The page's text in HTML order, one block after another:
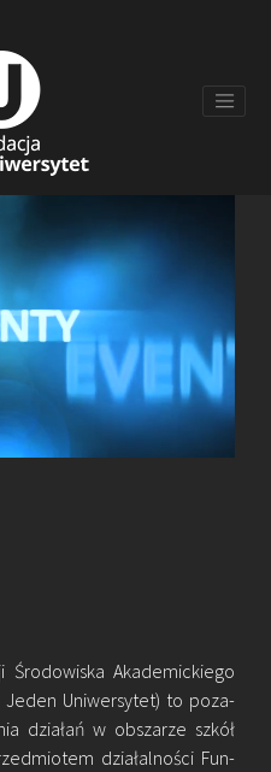
Śro­do­wi­ska Aka­de­mic­kie­go
Jeden Uni­wer­sy­tet) to po­za­
dzia­łań w ob­sza­rze szkół
dzia­łal­no­ści Fun­